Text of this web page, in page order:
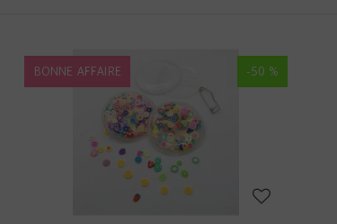
BONNE AFFAIRE -50 %